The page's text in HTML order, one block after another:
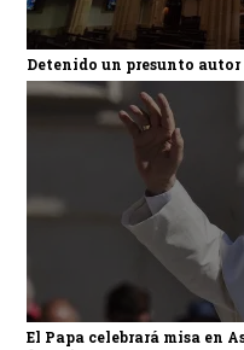
Detenido un presunto
El Papa celebrará misa en